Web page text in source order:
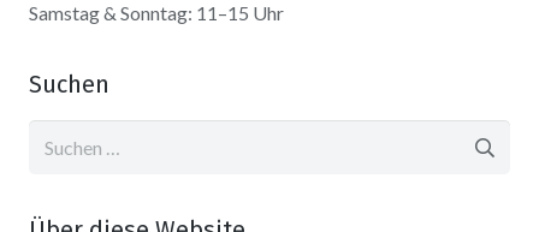
Samstag & Sonntag: 11–15 Uhr
Suchen